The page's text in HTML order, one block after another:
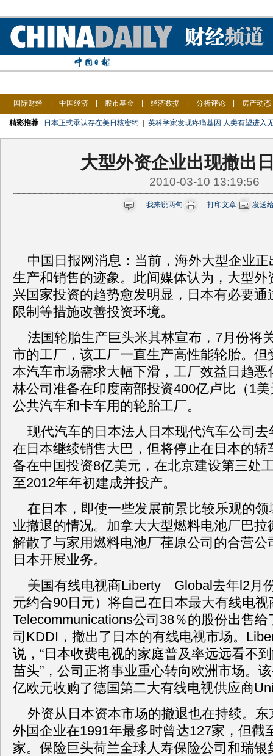
国际财经 中国经济 股市基金 经济数据 分析评论 房产动态
精彩推荐 日本正式承认存在美日核密约 英科学家发现疼痛基因 人类有望进入
大型外资企业出现撤出
2010-03-10 13:19:56
我来说两句 打印文章 发送
中国日报网消息：当前，海外大型企业
生产和销售的迹象。此间媒体认为，大型外
兴国家投资的趋势愈发明显，日本有必要
限制等措施改善投资环境。
法国轮胎生产巨头米其林宣布，7月份将
市的工厂，该工厂一直生产高性能轮胎。但
本汽车市场需求大幅下滑，工厂效益日趋恶
林公司准备在印度南部投资400亿卢比（1
公共汽车和卡车用的轮胎工厂。
现代汽车的日本法人日本现代汽车公司
在日本继续销售大巴，但将停止在日本的轿
备在中国投资8亿美元，在北京建设第三处
至2012年年初建成并投产。
在日本，即使一些发展前景比较乐观的
业撤退的情况。加拿大大型燃料电池厂巴
解散了与家用燃料电池厂荏原公司的合营公
日本开展业务。
美国有线电视商Liberty Global去年l2月
元约合90日元）将自己在日本最大有线电
Telecommunications公司38％的股份出售
司KDDI，撤出了日本的有线电视市场。
说，“日本收费电视的家庭普及率远远看不
苗头”，公司正将事业重心转向欧洲市场。
亿欧元收购了德国第二大有线电视供应商
外资从日本资本市场的撤退也在持续。
外国企业在1991年最多时曾达127家，但截
家。保险巨头荷兰全球人寿保险公司和瑞